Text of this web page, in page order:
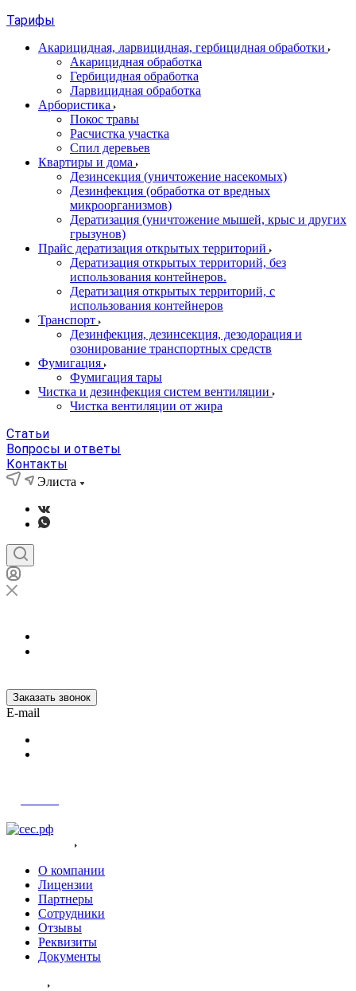
Тарифы
Акарицидная, ларвицидная, гербицидная обработки
Акарицидная обработка
Гербицидная обработка
Ларвицидная обработка
Арбористика
Покос травы
Расчистка участка
Спил деревьев
Квартиры и дома
Дезинсекция (уничтожение насекомых)
Дезинфекция (обработка от вредных
микроорганизмов)
Дератизация (уничтожение мышей, крыс и других
грызунов)
Прайс дератизация открытых территорий
Дератизация открытых территорий, без
использования контейнеров.
Дератизация открытых территорий, с
использования контейнеров
Транспорт
Дезинфекция, дезинсекция, дезодорация и
озонирование транспортных средств
Фумигация
Фумигация тары
Чистка и дезинфекция систем вентиляции
Чистка вентиляции от жира
Статьи
Вопросы и ответы
Контакты
Элиста
Заказать звонок
E-mail
О компании
Лицензии
Партнеры
Сотрудники
Отзывы
Реквизиты
Документы